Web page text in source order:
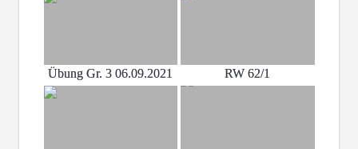
Übung Gr. 3 06.09.2021 RW 62/1